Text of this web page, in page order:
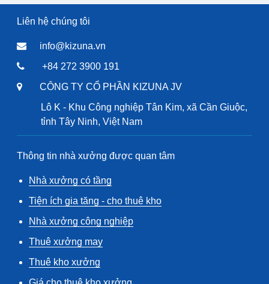
Liên hệ chúng tôi
info@kizuna.vn
+84 272 3900 191
CÔNG TY CỔ PHẦN KIZUNA JV
Lô K - Khu Công nghiệp Tân Kim, xã Cần Giuộc,
tỉnh Tây Ninh, Việt Nam
Thông tin nhà xưởng được quan tâm
Nhà xưởng có tầng
Tiện ích gia tăng - cho thuê kho
Nhà xưởng công nghiệp
Thuê xưởng may
Thuê kho xưởng